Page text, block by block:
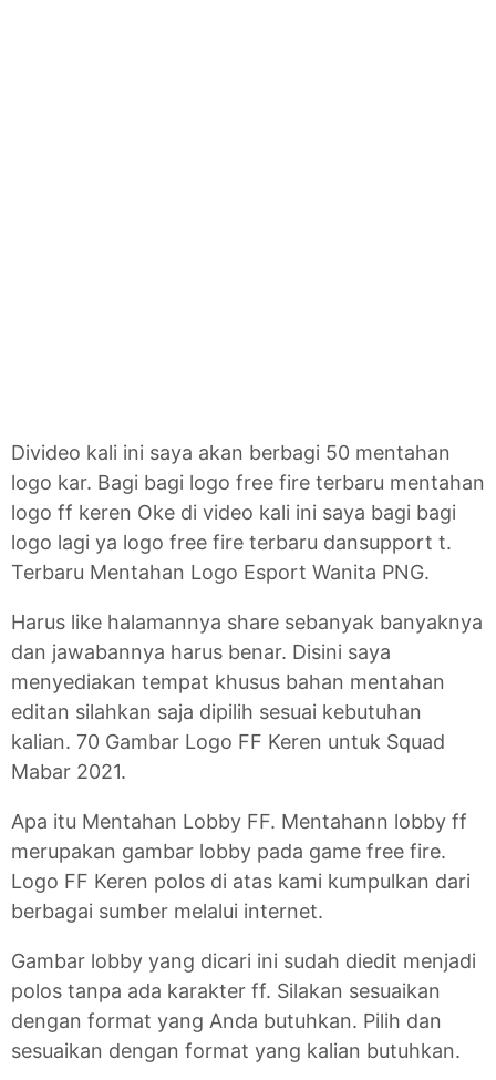
Divideo kali ini saya akan berbagi 50 mentahan
logo kar. Bagi bagi logo free fire terbaru mentahan
logo ff keren Oke di video kali ini saya bagi bagi
logo lagi ya logo free fire terbaru dansupport t.
Terbaru Mentahan Logo Esport Wanita PNG.
Harus like halamannya share sebanyak banyaknya
dan jawabannya harus benar. Disini saya
menyediakan tempat khusus bahan mentahan
editan silahkan saja dipilih sesuai kebutuhan
kalian. 70 Gambar Logo FF Keren untuk Squad
Mabar 2021.
Apa itu Mentahan Lobby FF. Mentahann lobby ff
merupakan gambar lobby pada game free fire.
Logo FF Keren polos di atas kami kumpulkan dari
berbagai sumber melalui internet.
Gambar lobby yang dicari ini sudah diedit menjadi
polos tanpa ada karakter ff. Silakan sesuaikan
dengan format yang Anda butuhkan. Pilih dan
sesuaikan dengan format yang kalian butuhkan.